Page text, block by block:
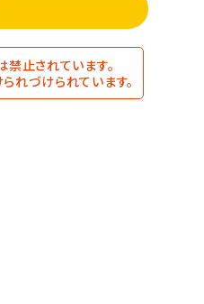
止されています。
れづけられています。